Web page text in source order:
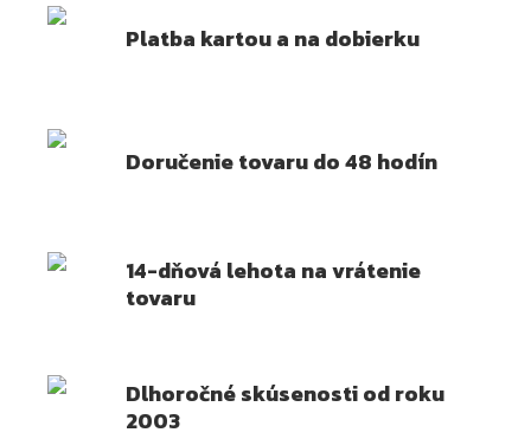
Platba kartou a na dobierku
Doručenie tovaru do 48 hodín
14-dňová lehota na vrátenie
tovaru
Dlhoročné skúsenosti od roku
2003